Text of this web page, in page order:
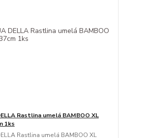
Rastlina umelá BAMBOO XL
1ks
Rastlina umelá BAMBOO XL